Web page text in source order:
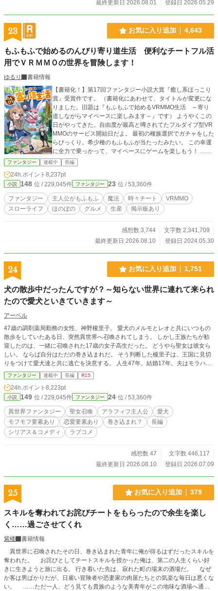
最終更新日 2026.08.01 登録日 2026.05.29
23 お気に入り追加 4,643
もふもふで始めるのんびり寄り道生活 便利なチートフル活
用でＶＲＭＭＯの世界を冒険します！
ゆるり
書籍情報
【書籍化！】第17回ファンタジー小説大賞『癒し系ほっこり
賞』受賞作です。 （書籍化にあわせて、タイトルが変更にな
りました。旧題は『もふもふで始めるVRMMO生活 ～寄り
道しながらマイペースに楽しみます～』です） ようやくこの
日がやってきた。自由度が最高と噂されてたフルダイブ型VR
MMOのサービス開始日だよ。 最初の種族選択でガチャをした
らびっくり。希少種のもふもふが当たったみたい。 この幸運
に全力で乗っかって、マイペースにゲームを楽しもう！ ……
もぐもぐ。この世界、ご飯美味しすぎでは？ ＊＊＊ ゲーム生
活をのんびり楽しむ話。 バトルもありますが、基本はスロー
ライフ。 主人公は羽のあるうさぎになって、愛嬌を振りまき
ながら、あっちへこっちへフラフラと、異世界のようなゲー
ム世界を満喫します。 カクヨム様でも公開しております。
ファンタジー 連載中 長編
24h.ポイント 8,237pt
小説 148 位 / 229,045件 ファンタジー 23 位 / 53,360件
ファンタジー 主人公がもふもふ 魔法 時々チート
VRMMO
スローライフ
ほのぼの グルメ 生産 掲示板あり
感想数 3,744
文字数 2,341,709
最終更新日 2026.08.10
登録日 2024.05.30
24 お気に入り追加 1,751
犬の散歩中だったんですが？～知らない世界に連れて来られ
たので愛犬といきていきます～
アーベル
47歳の調剤薬局勤務の女性、神野榎里子。 愛犬のメルモとレオと共にいつもの
散歩をしていたある日、突然異世界へ召喚されてしまう。 しかし王族たちが歓
迎したのは、一緒に召喚された17歳の女子高生だった。 どうやら聖女は彼女ら
しい。 ならば自分はただの巻き込まれだ。 そう判断した榎里子は、王国に見切
りをつけて愛犬達と共に逃亡を決意する。 人生47年。結婚17年。夫はモラハラ
気質、子供にも恵まれず、いつしか人生を諦めかけていた。 けれど異世界で16
歳ぐらいの姿に若返った今なら、もう一度人生をやり直せるかもしれない。 目
指すのは自由な冒険者生活、 愛犬達との旅。 新しい仲間との出会い。 趣味を楽
しむ毎日。 そして、いつか叶えたかった夢。 これは聖女として世界を救う物語
ではない。 愛犬達と共に第二の青春を満喫しながら、失ったものを少しずつ取
り戻していく、少し不思議で温かな人生やり直しファンタジー。 ドキドキ、シ
リアス、コメディ、モフモフ、そしてダークな部分もあります。
ファンタジー 連載中 長編 R15
24h.ポイント 8,223pt
小説 149 位 / 229,045件 ファンタジー 24 位 / 53,360件
異世界ファンタジー 聖女召喚 アラフィフ主人公
愛犬
モフモフ要素あり
恋愛要素あり 巻き込まれ？
長編
シリアス＆コメディ
ラブコメ
感想数 47
文字数 446,117
最終更新日 2026.08.10
登録日 2026.07.09
25 お気に入り追加 379
スキルを奪われてお詫びチートをもらったので余生を楽し
く……過ごさせてくれ
紫楼
書籍情報
異世界に召喚されたその日、巻き込まれた青年に俺が得るはずだったスキルを
奪われた。 お詫びとしてチートスキルを授かった俺は、第二の人生くらい好
きに生きようと旅に出る。 行き着いた先は、寂れた町の場末の酒場だ。 なぜ
か客は男ばかりだが、日雇い冒険者や恐妻家の肉屋たちとの気楽な毎日は悪くな
い。 ……ただ一人、どう見ても貴族のような美青年がこの地味な酒場へ通っ